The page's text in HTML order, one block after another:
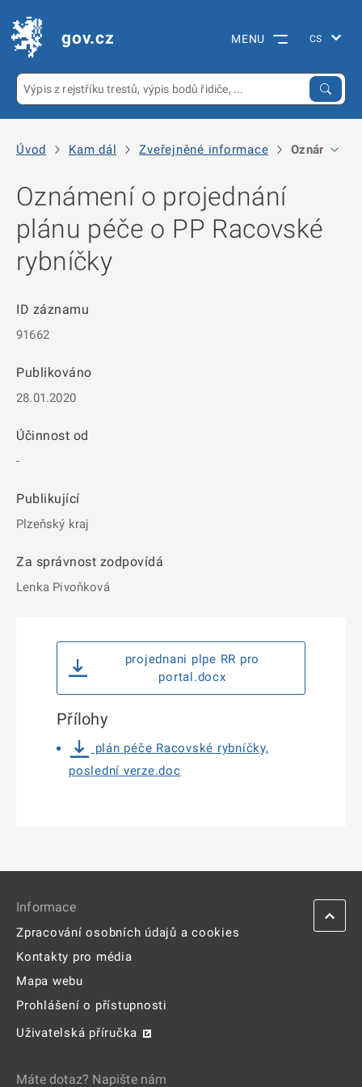
gov.cz MENU
Úvod Kam dál Zveřejněné informace Oznámení o
Oznámení o projednání
plánu péče o PP Racovské
rybníčky
ID záznamu
91662
Publikováno
28.01.2020
Účinnost od
-
Publikující
Plzeňský kraj
Za správnost zodpovídá
Lenka Pivoňková
projednani plpe RR pro
portal.docx
Přílohy
plán péče Racovské rybníčky,
poslední verze.doc
Informace
Zpracování osobních údajů a cookies
Kontakty pro média
Mapa webu
Prohlášení o přístupnosti
Uživatelská příručka
Máte dotaz? Napište nám